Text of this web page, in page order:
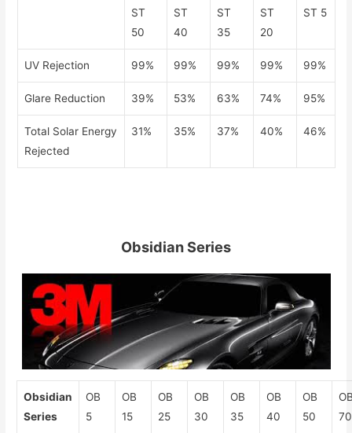
ST
50
ST
40
ST
35
ST
20
ST 5
UV Rejection 99% 99% 99% 99% 99%
Glare Reduction 39% 53% 63% 74% 95%
Total Solar Energy
Rejected
31% 35% 37% 40% 46%
Obsidian Series
Obsidian
Series
OB
5
OB
15
OB
25
OB
30
OB
35
OB
40
OB
50
70